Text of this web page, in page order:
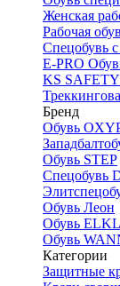
Женская
Рабочая
E-PRO
KS
Бренд
Обувь
Обувь STEP
Спецобувь
Обувь Леон
Обувь
Обувь
Категории
Защитные